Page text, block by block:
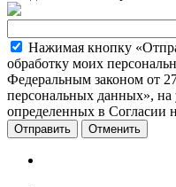
Нажимая кнопку
обработку моих
Федеральным законом от
персональных данных», на
определенных в Согласии
Отменить